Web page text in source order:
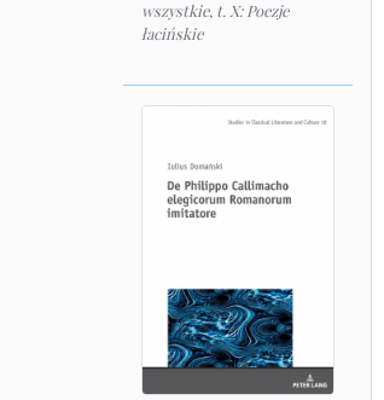
wszystkie, t. X: Poezje
łacińskie